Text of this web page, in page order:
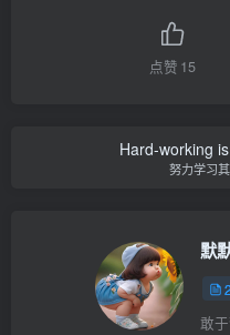
点赞 15
Hard-working
努力学习
默
敢